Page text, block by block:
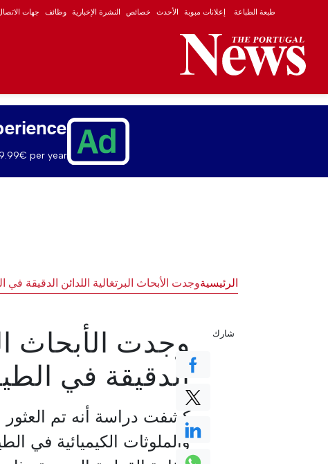
طبعة الطباعة إعلانات مبوبة الأحدث خصائص النشرة الإخبارية وظائف جهات
per year.
الرئيسيةوجدت الأبحاث البرتغالية اللدائن الدقيقة في
وجدت الأبحاث
الدقيقة في
كشفت دراسة أنه تم العثور
والملوثات الكيميائية في
شارك